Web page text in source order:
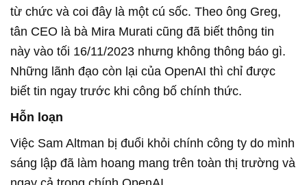
từ chức và coi đây là một cú sốc. Theo ông Greg,
tân CEO là bà Mira Murati cũng đã biết thông tin
này vào tối 16/11/2023 nhưng không thông báo gì.
Những lãnh đạo còn lại của OpenAI thì chỉ được
biết tin ngay trước khi công bố chính thức.
Hỗn loạn
Việc Sam Altman bị đuổi khỏi chính công ty do mình
sáng lập đã làm hoang mang trên toàn thị trường và